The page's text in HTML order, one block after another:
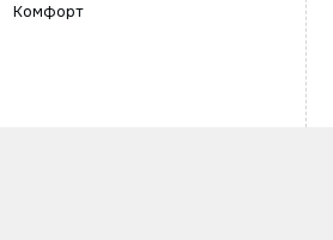
Комфорт